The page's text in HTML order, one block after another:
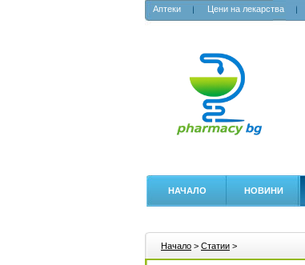
Аптеки Цени на лекарства
НАЧАЛО НОВИНИ
Начало > Статии >